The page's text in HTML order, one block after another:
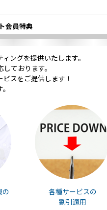
会員特典
ングを提供いたします。
ております。
スをご提供します！
の
各種サービスの
割引適用